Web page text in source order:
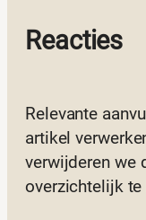
Reacties
Relevante
artikel
verwijderen we
overzichtelijk te